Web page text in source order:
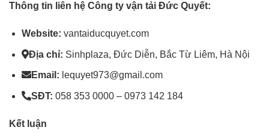
Thông tin liên hệ Công ty vận tải Đức Quyết:
Website: vantaiducquyet.com
Địa chỉ: Sinhplaza, Đức Diễn, Bắc Từ Liêm, Hà Nội
Email: lequyet973@gmail.com
SĐT: 058 353 0000 – 0973 142 184
Kết luận